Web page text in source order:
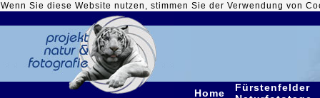
Wenn Sie diese Website nutzen, stimmen Sie der Verwendung von
Home
Fürstenfelder